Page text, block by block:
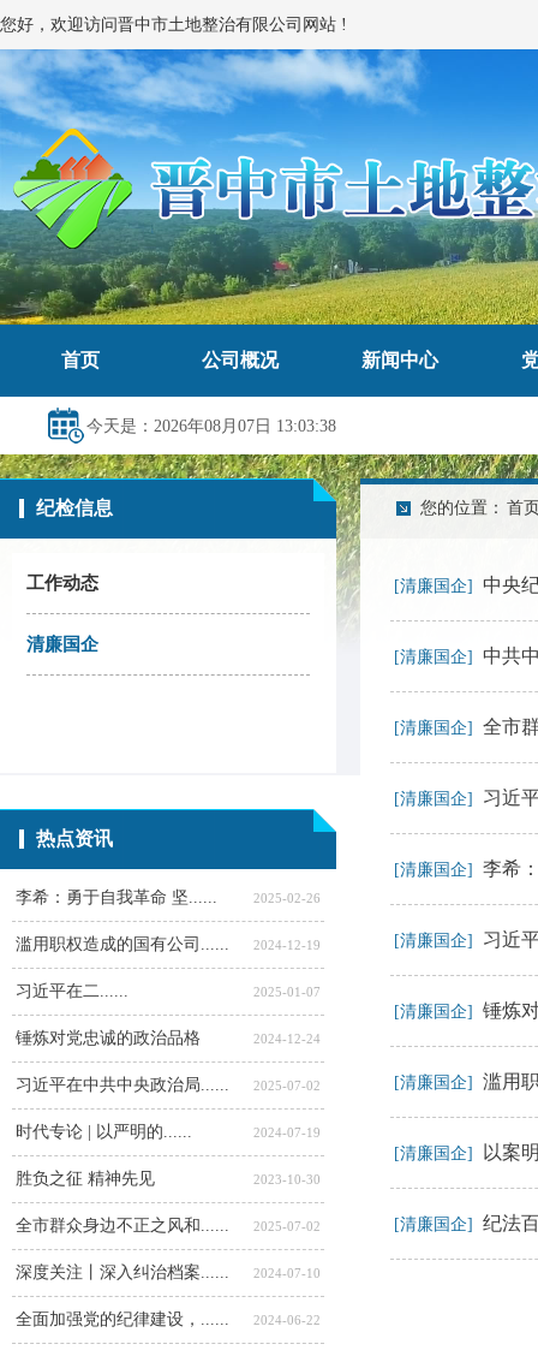
您好，欢迎访问晋中市土地整治有限公司网站 !
首页 公司概况 新闻中心
今天是：2026年08月07日 13:03:38
首
您的位置：
纪检信息
[清廉国企] 中央
[清廉国企] 中共
[清廉国企] 全市
[清廉国企] 习近
[清廉国企] 李希
[清廉国企] 习近
[清廉国企] 锤炼
[清廉国企] 滥用
[清廉国企] 以案
[清廉国企] 纪法
工作动态
清廉国企
热点资讯
李希：勇于自我革命 坚...... 2025-02-26
滥用职权造成的国有公司...... 2024-12-19
习近平在二...... 2025-01-07
锤炼对党忠诚的政治品格 2024-12-24
习近平在中共中央政治局...... 2025-07-02
时代专论 | 以严明的...... 2024-07-19
胜负之征 精神先见 2023-10-30
全市群众身边不正之风和...... 2025-07-02
深度关注丨深入纠治档案...... 2024-07-10
全面加强党的纪律建设，...... 2024-06-22